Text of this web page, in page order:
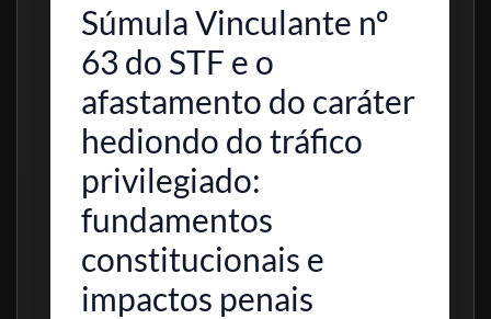
Súmula Vinculante nº
63 do STF e o
afastamento do caráter
hediondo do tráfico
privilegiado:
fundamentos
constitucionais e
impactos penais